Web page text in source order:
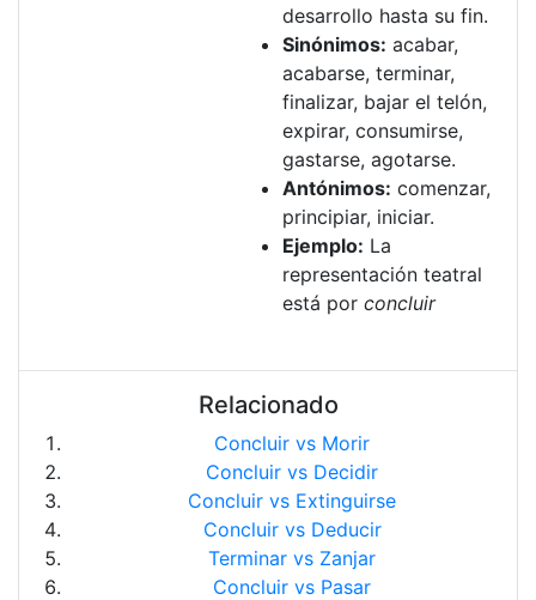
desarrollo hasta su fin.
Sinónimos: acabar,
acabarse, terminar,
finalizar, bajar el telón,
expirar, consumirse,
gastarse, agotarse.
Antónimos: comenzar,
principiar, iniciar.
Ejemplo: La
representación teatral
está por concluir
Relacionado
Concluir vs Morir
Concluir vs Decidir
Concluir vs Extinguirse
Concluir vs Deducir
Terminar vs Zanjar
Concluir vs Pasar